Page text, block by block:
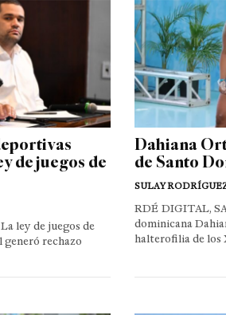
de juegos de
ley de juegos de
generó rechazo
Dahiana
de Santo
SULAY
RDÉ DIGITAL,
dominicana
halterofilia de los